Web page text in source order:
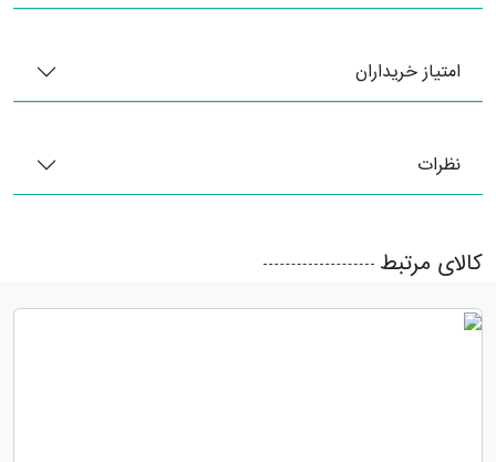
امتیاز خریداران
نظرات
کالای مرتبط